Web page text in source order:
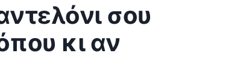
σου
κι αν